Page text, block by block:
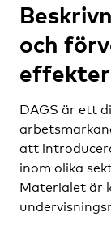
och
effekter
DAGS är ett
att
inom olika
Materialet är